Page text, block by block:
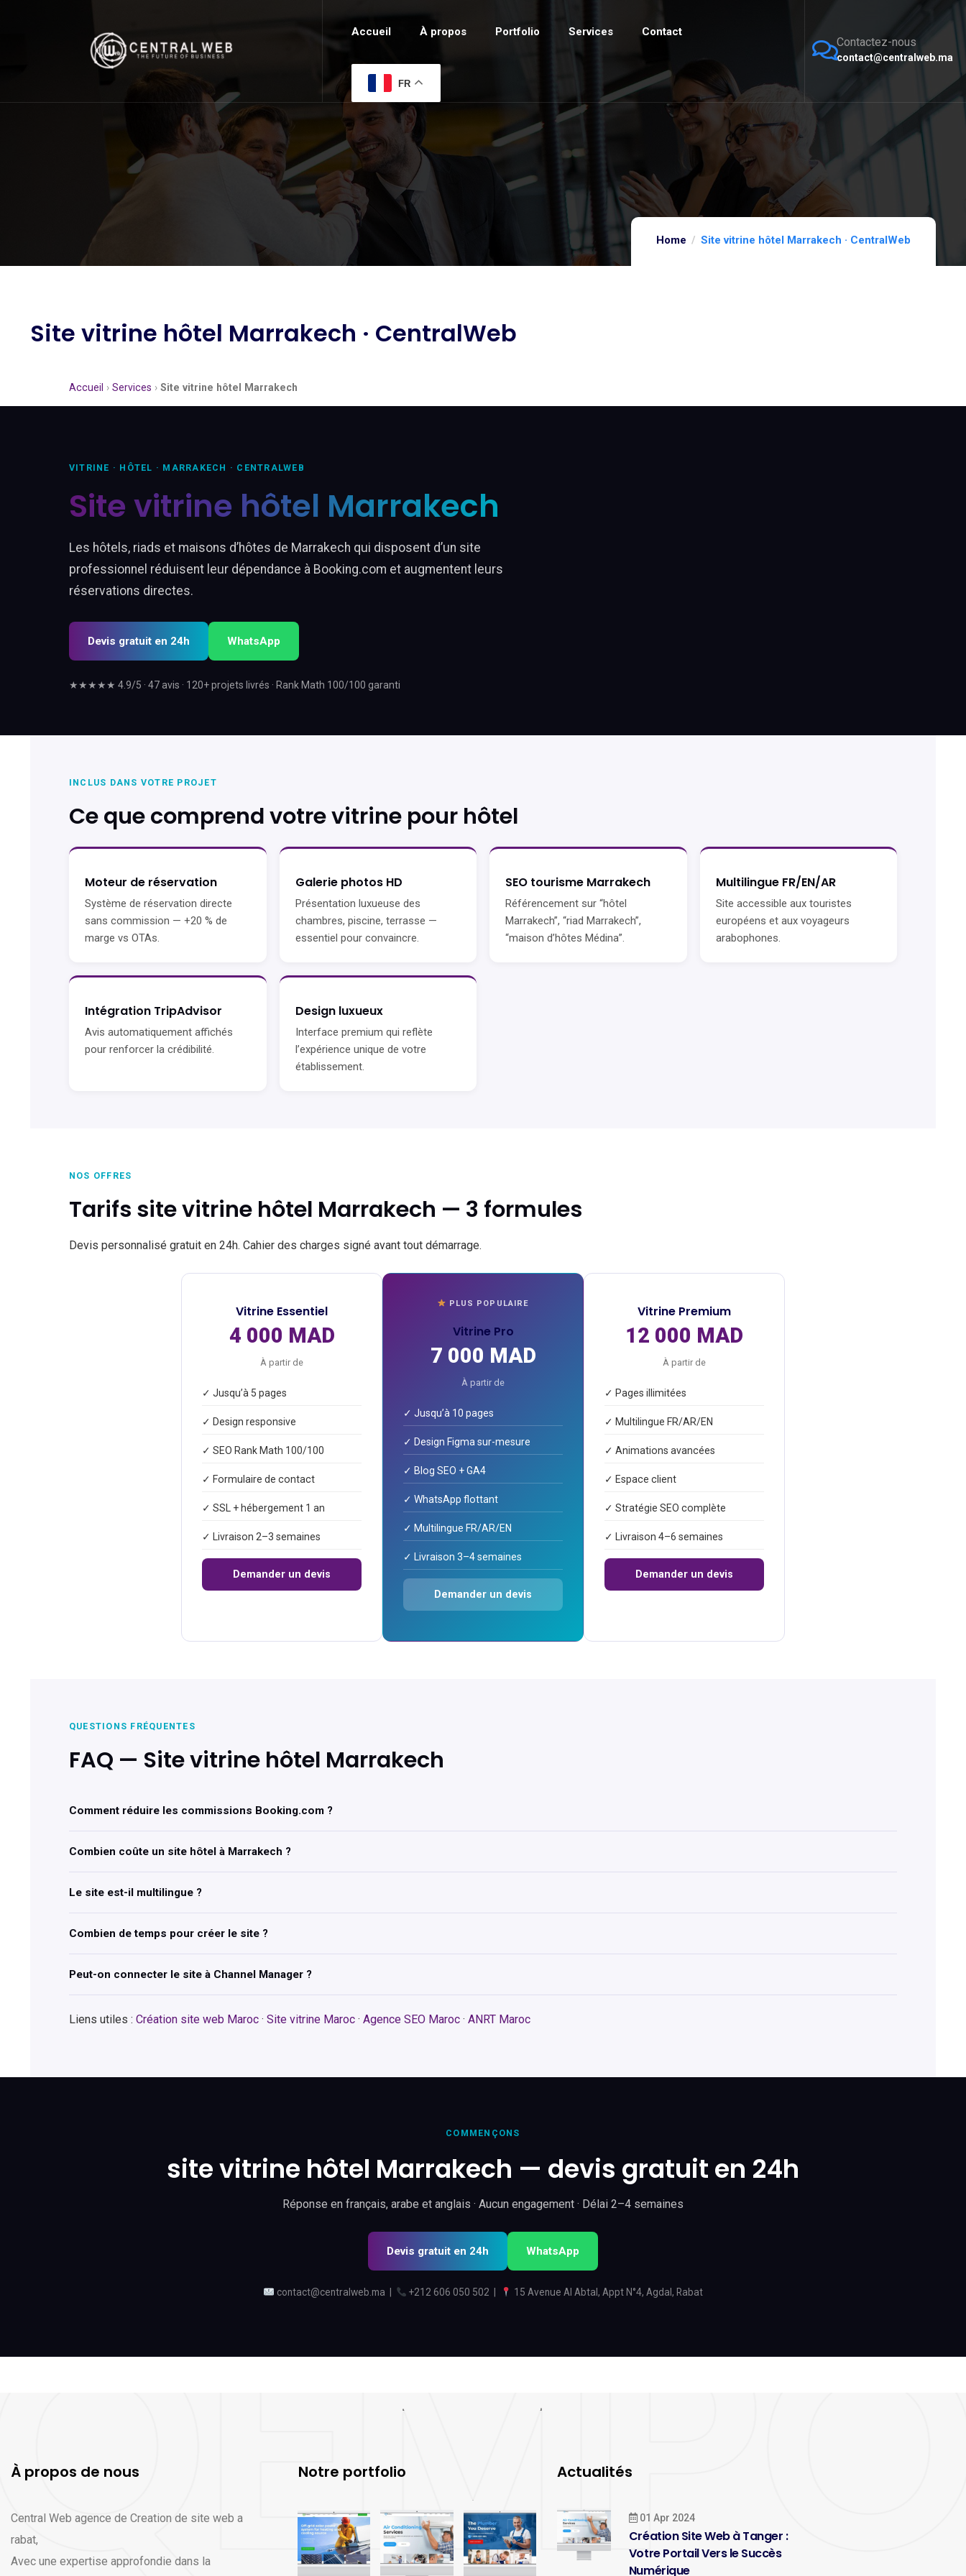
Accueil À propos Portfolio Services Contact
FR
Contactez-nous
contact@centralweb.ma
Home Site vitrine hôtel Marrakech · CentralWeb
Site vitrine hôtel Marrakech · CentralWeb
Accueil › Services › Site vitrine hôtel Marrakech
VITRINE · HÔTEL · MARRAKECH · CENTRALWEB
Site vitrine hôtel Marrakech
Les hôtels, riads et maisons d’hôtes de Marrakech qui disposent d’un site
professionnel réduisent leur dépendance à Booking.com et augmentent leurs
réservations directes.
Devis gratuit en 24h WhatsApp
★★★★★ 4.9/5 · 47 avis · 120+ projets livrés · Rank Math 100/100 garanti
INCLUS DANS VOTRE PROJET
Ce que comprend votre vitrine pour hôtel
Moteur de réservation
Système de réservation directe
sans commission — +20 % de
marge vs OTAs.
Galerie photos HD
Présentation luxueuse des
chambres, piscine, terrasse —
essentiel pour convaincre.
SEO tourisme Marrakech
Référencement sur “hôtel
Marrakech”, “riad Marrakech”,
“maison d’hôtes Médina”.
Multilingue FR/EN/AR
Site accessible aux touristes
européens et aux voyageurs
arabophones.
Intégration TripAdvisor
Avis automatiquement affichés
pour renforcer la crédibilité.
Design luxueux
Interface premium qui reflète
l’expérience unique de votre
établissement.
NOS OFFRES
Tarifs site vitrine hôtel Marrakech — 3 formules
Devis personnalisé gratuit en 24h. Cahier des charges signé avant tout démarrage.
Vitrine Essentiel
4 000 MAD
À partir de
✓ Jusqu’à 5 pages
✓ Design responsive
✓ SEO Rank Math 100/100
✓ Formulaire de contact
✓ SSL + hébergement 1 an
✓ Livraison 2–3 semaines
Demander un devis
PLUS POPULAIRE
Vitrine Pro
7 000 MAD
À partir de
✓ Jusqu’à 10 pages
✓ Design Figma sur-mesure
✓ Blog SEO + GA4
✓ WhatsApp flottant
✓ Multilingue FR/AR/EN
✓ Livraison 3–4 semaines
Demander un devis
Vitrine Premium
12 000 MAD
À partir de
✓ Pages illimitées
✓ Multilingue FR/AR/EN
✓ Animations avancées
✓ Espace client
✓ Stratégie SEO complète
✓ Livraison 4–6 semaines
Demander un devis
QUESTIONS FRÉQUENTES
FAQ — Site vitrine hôtel Marrakech
Comment réduire les commissions Booking.com ?
Combien coûte un site hôtel à Marrakech ?
Le site est-il multilingue ?
Combien de temps pour créer le site ?
Peut-on connecter le site à Channel Manager ?
Liens utiles : Création site web Maroc · Site vitrine Maroc · Agence SEO Maroc · ANRT Maroc
COMMENÇONS
site vitrine hôtel Marrakech — devis gratuit en 24h
Réponse en français, arabe et anglais · Aucun engagement · Délai 2–4 semaines
Devis gratuit en 24h WhatsApp
contact@centralweb.ma +212 606 050 502 15 Avenue Al Abtal, Appt N°4, Agdal, Rabat
À propos de nous
Central Web agence de Creation de site web a
rabat,
Avec une expertise approfondie dans la
Notre portfolio Actualités
01 Apr 2024
Création Site Web à Tanger :
Votre Portail Vers le Succès
Numérique